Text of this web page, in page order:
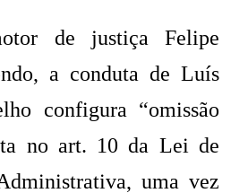
de justiça Felipe
a conduta de Luís
configura “omissão
no art. 10 da Lei de
uma vez